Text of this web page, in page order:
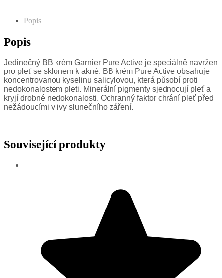
Popis
Popis
Jedinečný BB krém Garnier Pure Active je speciálně navržen
pro pleť se sklonem k akné. BB krém Pure Active obsahuje
koncentrovanou kyselinu salicylovou, která působí proti
nedokonalostem pleti. Minerální pigmenty sjednocují pleť a
kryjí drobné nedokonalosti. Ochranný faktor chrání pleť před
nežádoucími vlivy slunečního záření.
Související produkty